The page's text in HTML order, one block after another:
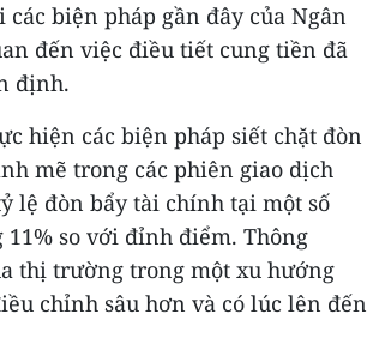
biện pháp gần đây của Ngân
đến việc điều tiết cung tiền đã
định.
hiện các biện pháp siết chặt đòn
mẽ trong các phiên giao dịch
lệ đòn bẩy tài chính tại một số
so với đỉnh điểm. Thông
thị trường trong một xu hướng
chỉnh sâu hơn và có lúc lên đến